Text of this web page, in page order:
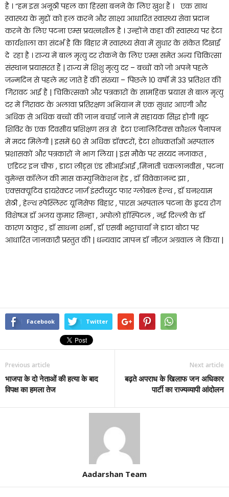
है । “हम इस अनूठी पहल का हिस्सा बनने के लिए खुश हैं । एक साथ
स्वास्थ्य के मुद्दों को हल करने और साक्ष्य आधारित स्वास्थ्य सेवा प्रदान
करने के लिए पटना एम्स प्रयत्नशील है । उन्होंने कहा की स्वास्थ्य पर डेटा
कार्यशाला का संदर्भ है कि बिहार में स्वास्थ्य सेवा में सुधार के संकेत दिखाई
दे रहा है । राज्य में बाल मृत्यु दर रोकने के लिए एम्स समेत अन्य चिकित्सा
संस्थान प्रयासरत हैं | राज्य में शिशु मृत्यु दर – बच्चों को जो अपने पहले
जन्मदिन से पहले मर जाते हैं की संख्या – पिछले 10 वर्षों में 33 प्रतिशत की
गिरावट आई है | चिकित्सको और पत्रकारों के सामहिक प्रयास से बाल मृत्यु
दर में गिरावट के अलावा प्रतिरक्षण अभियान में एक सुधार आएगी और
अधिक से अधिक बच्चों की जान बचाई जाने में सहायक सिद्ध होगी ।बूट
शिविर के एक दिवसीय प्रशिक्षण सत्र से डेटा एनालिटिक्स कौशल पैनापन
में मदद मिलेगी | इसमें 60 से अधिक डॉक्टरों, डेटा शोधकर्ताओं अस्पताल
प्रशासकों और पत्रकारों ने भाग लिया | इस मौके पर सय्यद नजाकत ,
एडिटर इन चीफ , डाटा लीड्स एंड सीआईआई ,मिनाती चकलानवीस , पटना
वुमेन्स कॉलेज की मास कम्युनिकेशन हेड , डॉ विवेकानन्द झा ,
एक्सक्यूटिव डायरेक्टर जार्ज इंस्टीच्युट फार ग्लोबल हेल्थ , डॉ घनश्याम
सेठी , हेल्थ स्पेस्लिस्ट यूनिसेफ बिहार , पारस अस्पताल पटना के हृदय रोग
विशेषज्ञ डॉ अजय कुमार सिन्हा , अपोलो हॉस्पिटल , नई दिल्ली के डॉ
कारण ठाकुर , डॉ साधना शर्मा , डॉ एसबी भट्टाचार्या ने डाटा बोटा पर
आधारित जानकारी प्रस्तुत की | धन्यवाद ज्ञापन डॉ नीरज अग्रवाल ने किया |
Facebook Twitter
Previous article
भाजपा के दो नेताओं की हत्या के बाद
विपक्ष का हमला तेज
Next article
बढ़ते अपराध के खिलाफ जन अधिकार
पार्टी का राज्यव्यापी आंदोलन
Aadarshan Team